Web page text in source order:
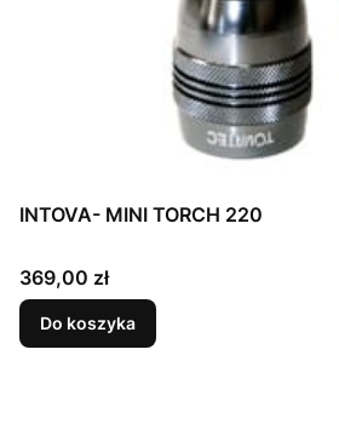
INTOVA- MINI TORCH 220
Cena
369,00 zł
Do koszyka